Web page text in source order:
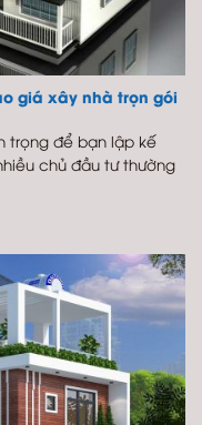
giá xây nhà trọn gói
trọng để bạn lập kế
chủ đầu tư thường